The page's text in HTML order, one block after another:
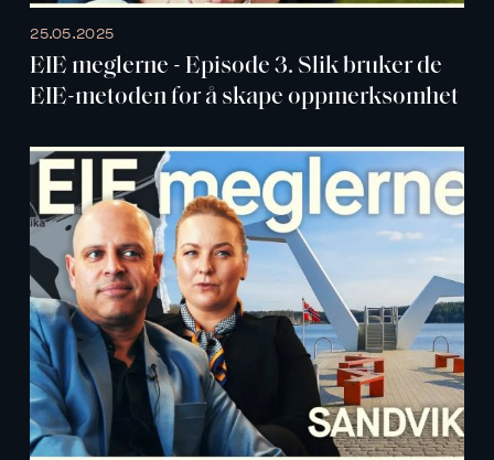
25.05.2025
EIE meglerne - Episode 3. Slik bruker de
EIE-metoden for å skape oppmerksomhet